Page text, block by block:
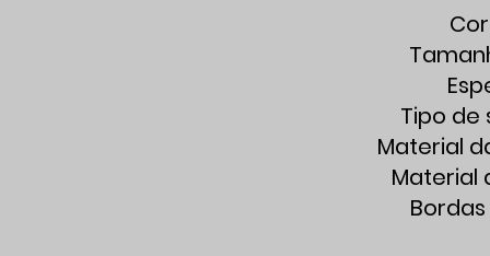
Tipo de
Material
Material